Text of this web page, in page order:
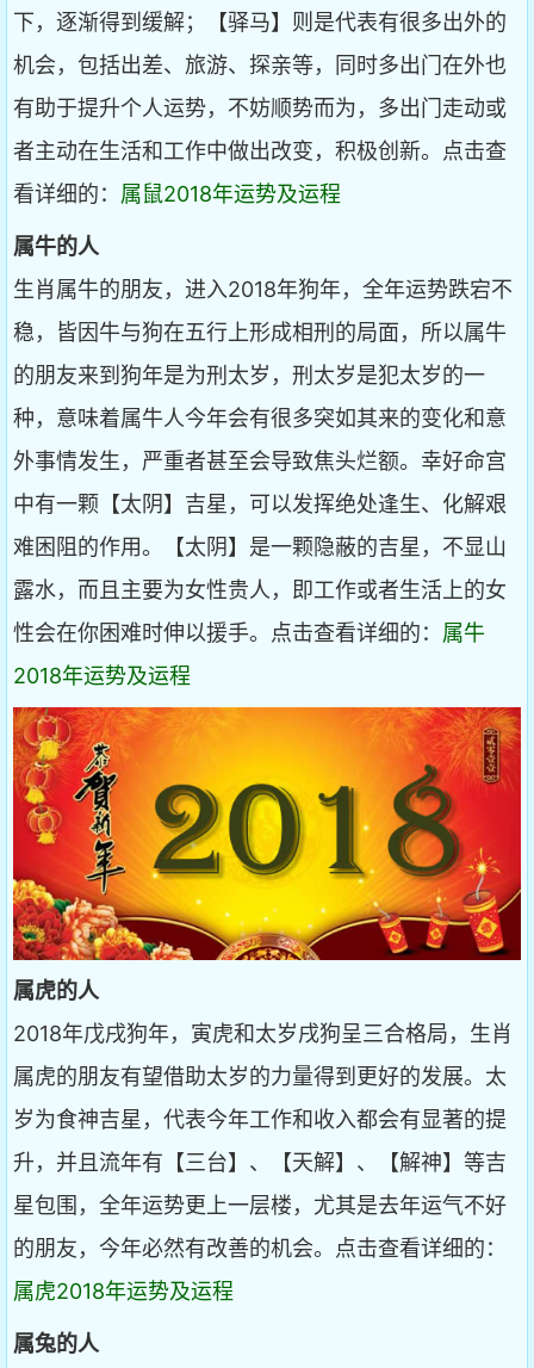
下，逐渐得到缓解；【驿马】则是代表有很多出外的
机会，包括出差、旅游、探亲等，同时多出门在外也
有助于提升个人运势，不妨顺势而为，多出门走动或
者主动在生活和工作中做出改变，积极创新。点击查
看详细的： 属鼠2018年运势及运程
属牛的人
生肖属牛的朋友，进入2018年狗年，全年运势跌宕不
稳，皆因牛与狗在五行上形成相刑的局面，所以属牛
的朋友来到狗年是为刑太岁，刑太岁是犯太岁的一
种，意味着属牛人今年会有很多突如其来的变化和意
外事情发生，严重者甚至会导致焦头烂额。幸好命宫
中有一颗【太阴】吉星，可以发挥绝处逢生、化解艰
难困阻的作用。【太阴】是一颗隐蔽的吉星，不显山
露水，而且主要为女性贵人，即工作或者生活上的女
性会在你困难时伸以援手。点击查看详细的： 属牛
2018年运势及运程
属虎的人
2018年戊戌狗年，寅虎和太岁戌狗呈三合格局，生肖
属虎的朋友有望借助太岁的力量得到更好的发展。太
岁为食神吉星，代表今年工作和收入都会有显著的提
升，并且流年有【三台】、【天解】、【解神】等吉
星包围，全年运势更上一层楼，尤其是去年运气不好
的朋友，今年必然有改善的机会。点击查看详细的：
属虎2018年运势及运程
属兔的人